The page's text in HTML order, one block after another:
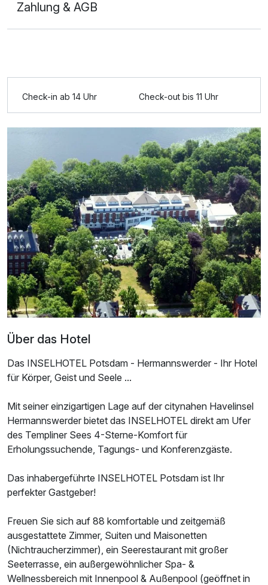
Zusatznächte
Für 4 Tage p.P. ab510,00 €
Doppelzimmer Komfort
2 Erwachsene und 1 Kind
Ausstattung
Zusatznächte
Für 4 Tage p.P. ab547,50 €
Doppelzimmer Seeseite
2 Erwachsene und 1 Kind
Zahlung & AGB
Check-in ab 14 Uhr Check-out bis 11 Uhr
Über das Hotel
Das INSELHOTEL Potsdam - Hermannswerder - Ihr Hotel
für Körper, Geist und Seele ...
Mit seiner einzigartigen Lage auf der citynahen Havelinsel
Hermannswerder bietet das INSELHOTEL direkt am Ufer
des Templiner Sees 4-Sterne-Komfort für
Erholungssuchende, Tagungs- und Konferenzgäste.
Das inhabergeführte INSELHOTEL Potsdam ist Ihr
perfekter Gastgeber!
Freuen Sie sich auf 88 komfortable und zeitgemäß
ausgestattete Zimmer, Suiten und Maisonetten
(Nichtraucherzimmer), ein Seerestaurant mit großer
Seeterrasse, ein außergewöhnlicher Spa- &
Wellnessbereich mit Innenpool & Außenpool (geöffnet in